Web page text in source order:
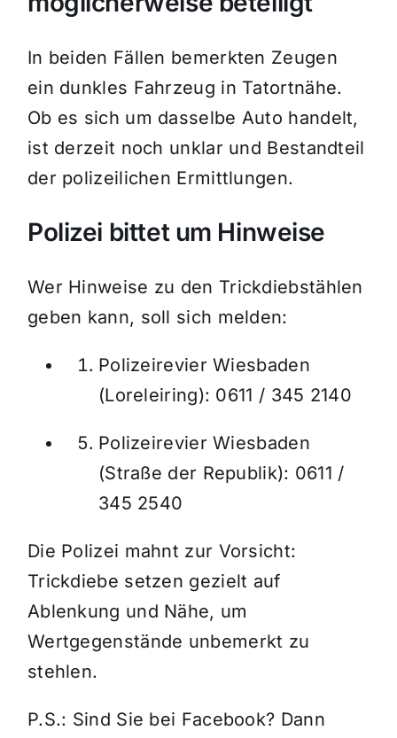
In beiden Fällen bemerkten Zeugen
ein dunkles Fahrzeug in Tatortnähe.
Ob es sich um dasselbe Auto handelt,
ist derzeit noch unklar und Bestandteil
der polizeilichen Ermittlungen.
Polizei bittet um Hinweise
Wer Hinweise zu den Trickdiebstählen
geben kann, soll sich melden:
Polizeirevier Wiesbaden
(Loreleiring): 0611 / 345 2140
Polizeirevier Wiesbaden
(Straße der Republik): 0611 /
345 2540
Die Polizei mahnt zur Vorsicht:
Trickdiebe setzen gezielt auf
Ablenkung und Nähe, um
Wertgegenstände unbemerkt zu
stehlen.
P.S.: Sind Sie bei Facebook? Dann